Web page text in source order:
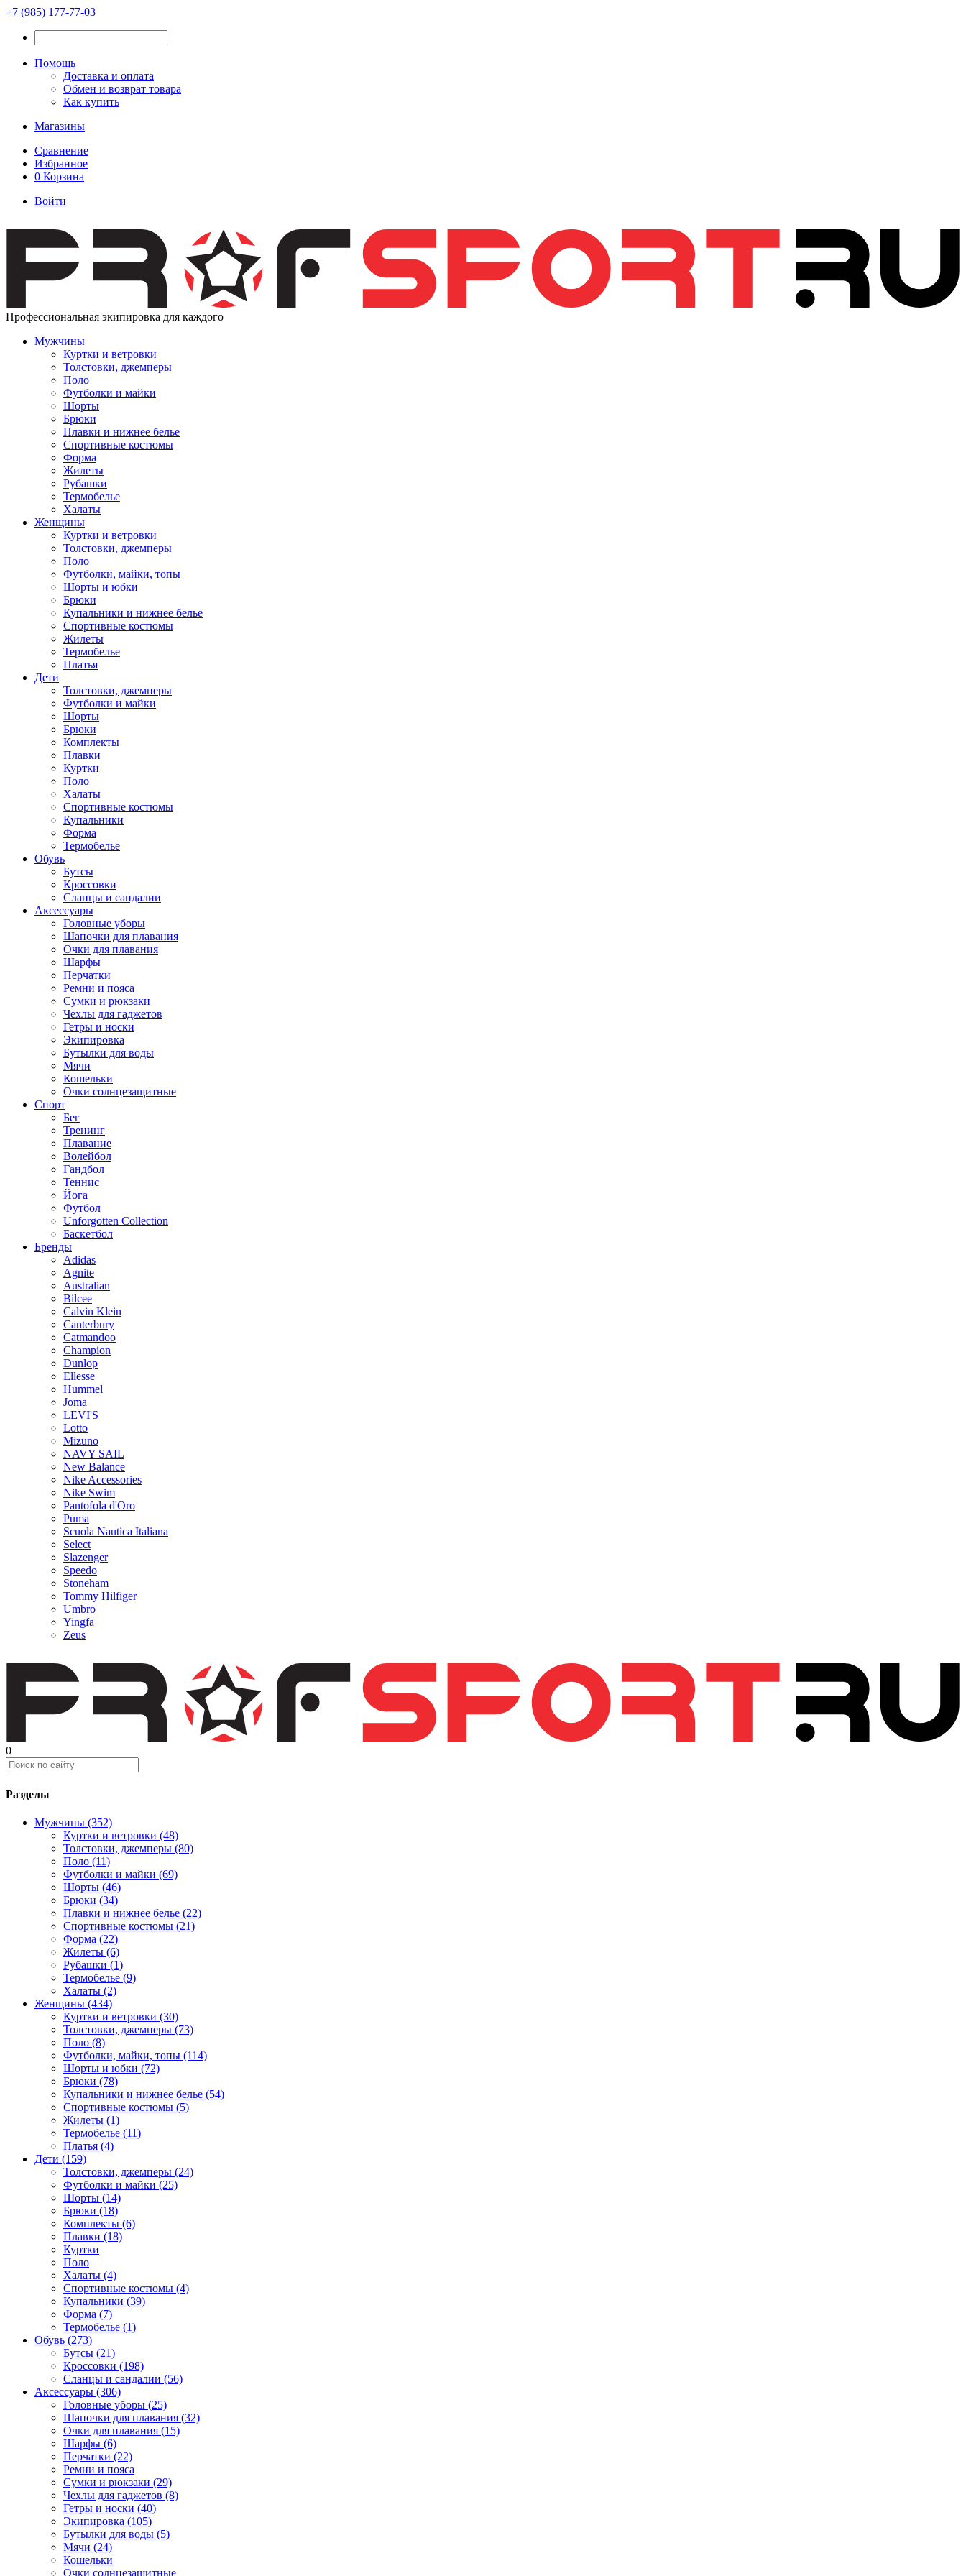
+7 (985) 177-77-03
Помощь
Доставка и оплата
Обмен и возврат товара
Как купить
Магазины
Сравнение
Избранное
0 Корзина
Войти
Профессиональная экипировка для каждого
Мужчины
Куртки и ветровки
Толстовки, джемперы
Поло
Футболки и майки
Шорты
Брюки
Плавки и нижнее белье
Спортивные костюмы
Форма
Жилеты
Рубашки
Термобелье
Халаты
Женщины
Куртки и ветровки
Толстовки, джемперы
Поло
Футболки, майки, топы
Шорты и юбки
Брюки
Купальники и нижнее белье
Спортивные костюмы
Жилеты
Термобелье
Платья
Дети
Толстовки, джемперы
Футболки и майки
Шорты
Брюки
Комплекты
Плавки
Куртки
Поло
Халаты
Спортивные костюмы
Купальники
Форма
Термобелье
Обувь
Бутсы
Кроссовки
Сланцы и сандалии
Аксессуары
Головные уборы
Шапочки для плавания
Очки для плавания
Шарфы
Перчатки
Ремни и пояса
Сумки и рюкзаки
Чехлы для гаджетов
Гетры и носки
Экипировка
Бутылки для воды
Мячи
Кошельки
Очки солнцезащитные
Спорт
Бег
Тренинг
Плавание
Волейбол
Гандбол
Теннис
Йога
Футбол
Unforgotten Collection
Баскетбол
Бренды
Adidas
Agnite
Australian
Bilcee
Calvin Klein
Canterbury
Catmandoo
Champion
Dunlop
Ellesse
Hummel
Joma
LEVI'S
Lotto
Mizuno
NAVY SAIL
New Balance
Nike Accessories
Nike Swim
Pantofola d'Oro
Puma
Scuola Nautica Italiana
Select
Slazenger
Speedo
Stoneham
Tommy Hilfiger
Umbro
Yingfa
Zeus
0
Разделы
Мужчины (352)
Куртки и ветровки (48)
Толстовки, джемперы (80)
Поло (11)
Футболки и майки (69)
Шорты (46)
Брюки (34)
Плавки и нижнее белье (22)
Спортивные костюмы (21)
Форма (22)
Жилеты (6)
Рубашки (1)
Термобелье (9)
Халаты (2)
Женщины (434)
Куртки и ветровки (30)
Толстовки, джемперы (73)
Поло (8)
Футболки, майки, топы (114)
Шорты и юбки (72)
Брюки (78)
Купальники и нижнее белье (54)
Спортивные костюмы (5)
Жилеты (1)
Термобелье (11)
Платья (4)
Дети (159)
Толстовки, джемперы (24)
Футболки и майки (25)
Шорты (14)
Брюки (18)
Комплекты (6)
Плавки (18)
Куртки
Поло
Халаты (4)
Спортивные костюмы (4)
Купальники (39)
Форма (7)
Термобелье (1)
Обувь (273)
Бутсы (21)
Кроссовки (198)
Сланцы и сандалии (56)
Аксессуары (306)
Головные уборы (25)
Шапочки для плавания (32)
Очки для плавания (15)
Шарфы (6)
Перчатки (22)
Ремни и пояса
Сумки и рюкзаки (29)
Чехлы для гаджетов (8)
Гетры и носки (40)
Экипировка (105)
Бутылки для воды (5)
Мячи (24)
Кошельки
Очки солнцезащитные